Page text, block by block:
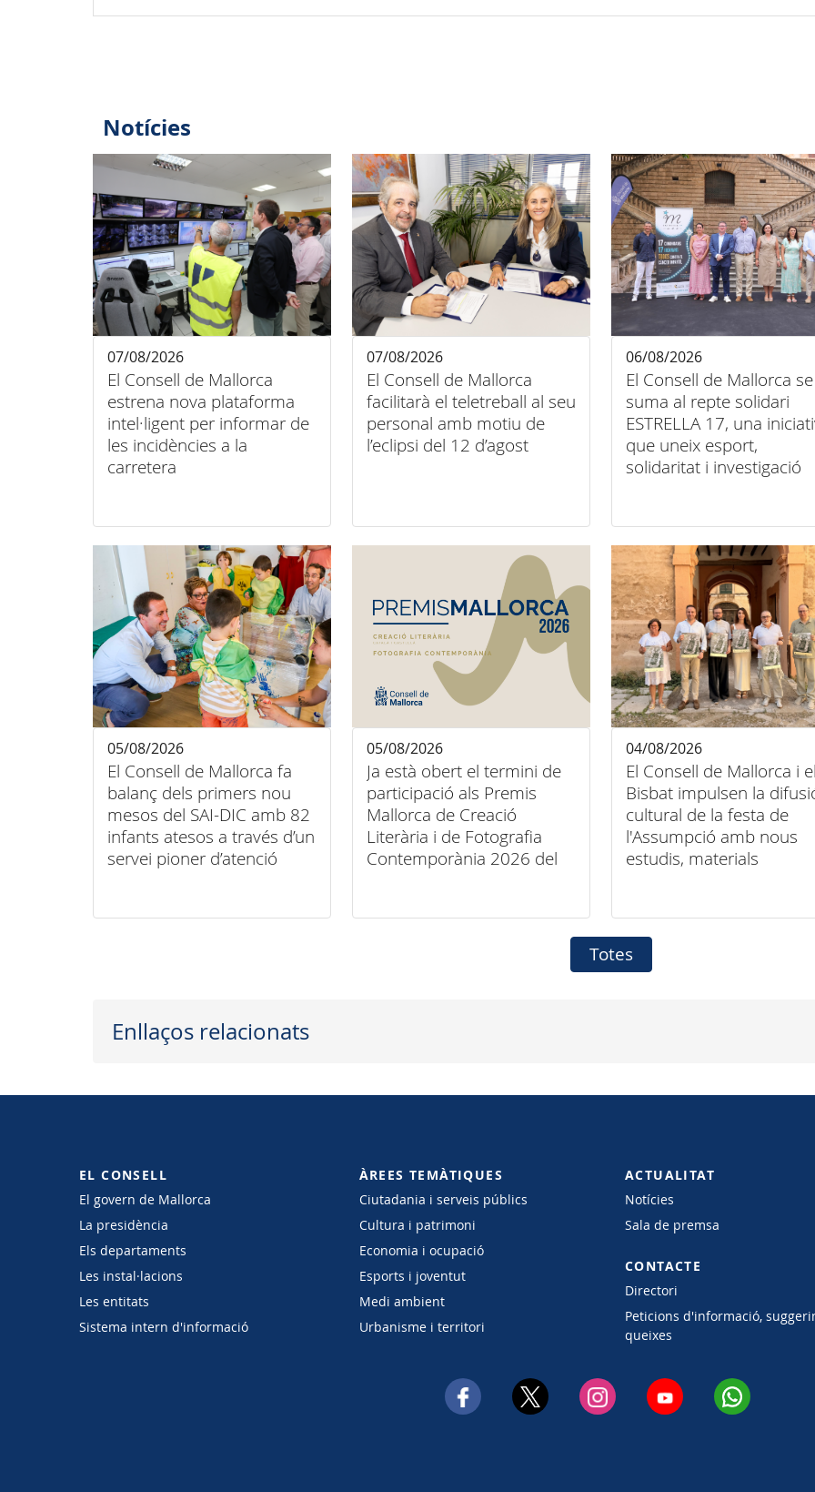
Notícies
El Consell de Mallorca
estrena nova plataforma
intel·ligent per informar de
les incidències a la
carretera
07/08/2026
El Consell de Mallorca
facilitarà el teletreball al seu
personal amb motiu de
l’eclipsi del 12 d’agost
07/08/2026
El Consell de Mallorca se
suma al repte solidari
ESTRELLA 17, una
que uneix esport,
solidaritat i investigació
06/08/2026
El Consell de Mallorca fa
balanç dels primers nou
mesos del SAI-DIC amb 82
infants atesos a través d’un
servei pioner d’atenció
05/08/2026
Ja està obert el termini de
participació als Premis
Mallorca de Creació
Literària i de Fotografia
Contemporània 2026 del
05/08/2026
El Consell de Mallorca i
Bisbat impulsen la
cultural de la festa de
l'Assumpció amb nous
estudis, materials
04/08/2026
Totes
Enllaços relacionats
EL CONSELL
El govern de Mallorca
La presidència
Els departaments
Les instal·lacions
Les entitats
Sistema intern d'informació
ÀREES TEMÀTIQUES
Ciutadania i serveis públics
Cultura i patrimoni
Economia i ocupació
Esports i joventut
Medi ambient
Urbanisme i territori
ACTUALITAT
Notícies
Sala de premsa
CONTACTE
Directori
Peticions d'informació,
queixes